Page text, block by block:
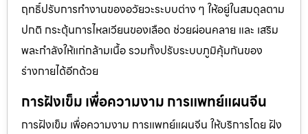
ฤทธิ์ปรับการทำงานของอวัยวะระบบต่าง ๆ ให้อยู่ในสมดุลตาม
ปกติ กระตุ้นการไหลเวียนของเลือด ช่วยผ่อนคลาย และ เสริม
พละกำลังให้แก่กล้ามเนื้อ รวมทั้งปรับระบบภูมิคุ้มกันของ
ร่างกายได้อีกด้วย
การฝังเข็ม เพื่อความงาม การแพทย์แผนจีน
การฝังเข็ม เพื่อความงาม การแพทย์แผนจีน ให้บริการโดย ฝัง